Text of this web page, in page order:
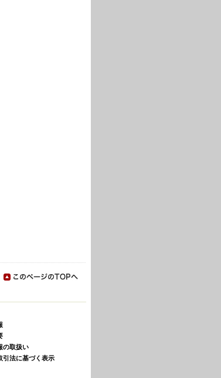
の取扱い
引法に基づく表示